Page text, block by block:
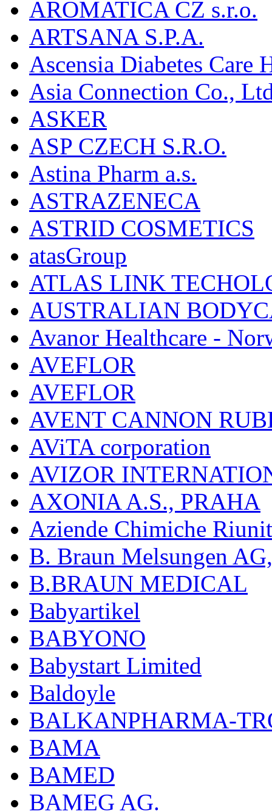
AROMATICA CZ s.r.o.
ARTSANA S.P.A.
Ascensia Diabetes Care
Asia Connection Co.,
ASKER
ASP CZECH S.R.O.
Astina Pharm a.s.
ASTRAZENECA
ASTRID COSMETICS
atasGroup
ATLAS LINK
AUSTRALIAN
Avanor Healthcare -
AVEFLOR
AVEFLOR
AVENT CANNON
AViTA corporation
AVIZOR
AXONIA A.S., PRAHA
Aziende Chimiche
B. Braun Melsungen
B.BRAUN MEDICAL
Babyartikel
BABYONO
Babystart Limited
Baldoyle
BALKANPHARMA-
BAMA
BAMED
BAMEG AG.